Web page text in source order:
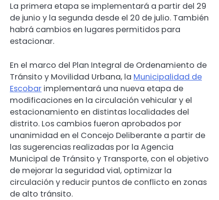
La primera etapa se implementará a partir del 29
de junio y la segunda desde el 20 de julio. También
habrá cambios en lugares permitidos para
estacionar.
En el marco del Plan Integral de Ordenamiento de
Tránsito y Movilidad Urbana, la Municipalidad de
Escobar implementará una nueva etapa de
modificaciones en la circulación vehicular y el
estacionamiento en distintas localidades del
distrito. Los cambios fueron aprobados por
unanimidad en el Concejo Deliberante a partir de
las sugerencias realizadas por la Agencia
Municipal de Tránsito y Transporte, con el objetivo
de mejorar la seguridad vial, optimizar la
circulación y reducir puntos de conflicto en zonas
de alto tránsito.